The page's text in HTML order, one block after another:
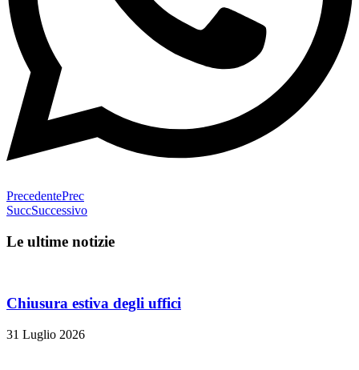
PrecedentePrec
SuccSuccessivo
Le ultime notizie
Chiusura estiva degli uffici
31 Luglio 2026